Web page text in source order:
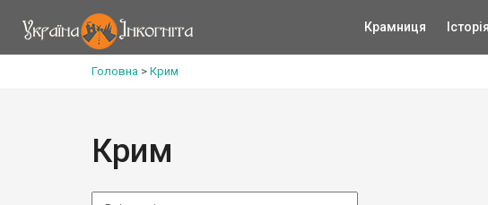
Крамниця
Головна > Крим
Крим